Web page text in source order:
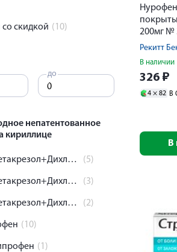
скидкой (10)
до
непатентованное
кириллице
Амилметакрезол+Дихлорбензиловый спирт (5)
Амилметакрезол+Дихлорбензиловый спирт+Аскорбиновая кислота (3)
Амилметакрезол+Дихлорбензиловый спирт+Левоментол (2)
(10)
(1)
200мг №
Рекитт
В наличии
326 ₽
4 × 82 В
В